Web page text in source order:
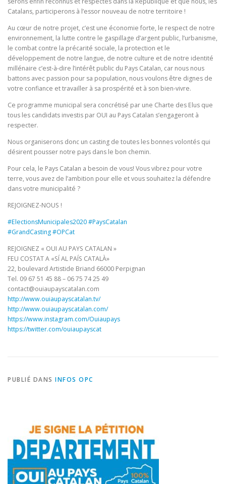
Catalans, participerons à l’essor nouveau de notre territoire !
Au cœur de notre projet, c’est une économie forte, le respect de notre
environnement, la lutte contre le gaspillage d’argent public, l’urbanisme,
le combat contre la précarité sociale, la protection et le
développement de notre langue, de notre culture et de notre identité
millénaire c’est-à-dire l’intérêt public du Pays Catalan, car nous nous
battons avec passion pour sa population, nous voulons être dignes de
votre confiance et travailler à sa prospérité et à son bien-vivre.
Ce programme municipal sera concrétisé par une Charte des Elus que
tous les candidats investis par OUI au Pays Catalan s’engageront à
respecter.
Nous organiserons donc un casting de toutes les bonnes volontés qui
désirent pousser notre pays dans le bon chemin.
Pour cela, le Pays Catalan a besoin de vous! Vous vibrez pour votre
terre, vous avez de l’ambition pour elle et vous souhaitez la défendre
dans votre municipalité ?
REJOIGNEZ-NOUS !
#ElectionsMunicipales2020#PaysCatalan
#GrandCasting#OPCat
REJOIGNEZ « OUI AU PAYS CATALAN »
FEU COSTAT A «SÍ AL PAÍS CATALÀ»
22, boulevard Artistide Briand 66000 Perpignan
Tel. 09 67 51 45 88 – 06 75 74 25 49
contact@ouiaupayscatalan.com
http://www.ouiaupayscatalan.tv/
http://www.ouiaupayscatalan.com/
https://www.instagram.com/Ouiaupays
https://twitter.com/ouiaupayscat
PUBLIÉ DANS INFOS OPC